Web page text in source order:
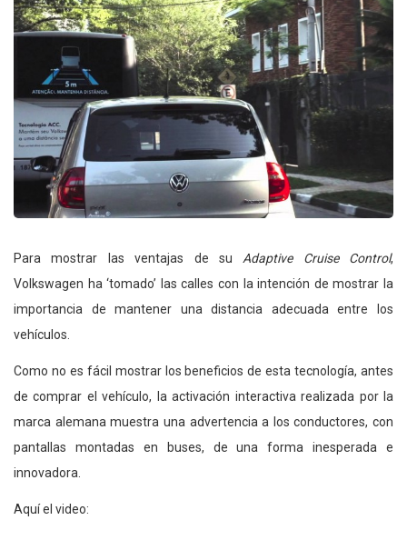
Para mostrar las ventajas de suAdaptive Cruise Control,
Volkswagen ha ‘tomado’ las calles con la intención de mostrar la
importancia de mantener una distancia adecuada entre los
vehículos.
Como no es fácil mostrar los beneficios de esta tecnología, antes
de comprar el vehículo, la activación interactiva realizada por la
marca alemana muestra una advertencia a los conductores, con
pantallas montadas en buses, de una forma inesperada e
innovadora.
Aquí el video: